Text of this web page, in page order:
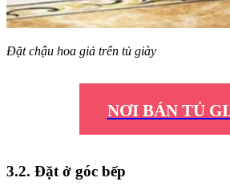
Đặt chậu hoa giả trên tủ giày
NƠI BÁN TỦ
3.2. Đặt ở góc bếp